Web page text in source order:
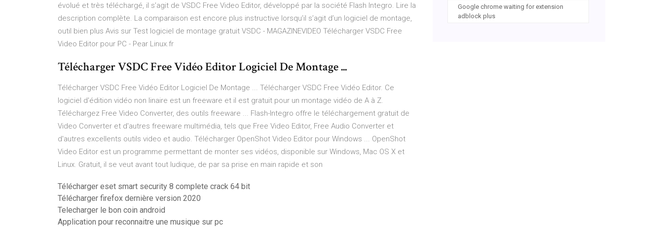
évolué et très téléchargé, il s’agit de VSDC Free Video Editor, développé par la société Flash Integro. Lire la
description complète. La comparaison est encore plus instructive lorsqu’il s’agit d’un logiciel de montage,
outil bien plus Avis sur Test logiciel de montage gratuit VSDC - MAGAZINEVIDEO Télécharger VSDC Free
Video Editor pour PC - Pear Linux.fr
Télécharger VSDC Free Vidéo Editor Logiciel De Montage ...
Télécharger VSDC Free Vidéo Editor Logiciel De Montage ... Télécharger VSDC Free Vidéo Editor. Ce
logiciel d'édition vidéo non linaire est un freeware et il est gratuit pour un montage vidéo de A à Z.
Téléchargez Free Video Converter, des outils freeware ... Flash-Integro offre le téléchargement gratuit de
Video Converter et d'autres freeware multimédia, tels que Free Video Editor, Free Audio Converter et
d'autres excellents outils video et audio. Télécharger OpenShot Video Editor pour Windows ... OpenShot
Video Editor est un programme permettant de monter ses vidéos, disponible sur Windows, Mac OS X et
Linux. Gratuit, il se veut avant tout ludique, de par sa prise en main rapide et son
Télécharger eset smart security 8 complete crack 64 bit
Télécharger firefox dernière version 2020
Telecharger le bon coin android
Application pour reconnaitre une musique sur pc
Google chrome waiting for extension
adblock plus